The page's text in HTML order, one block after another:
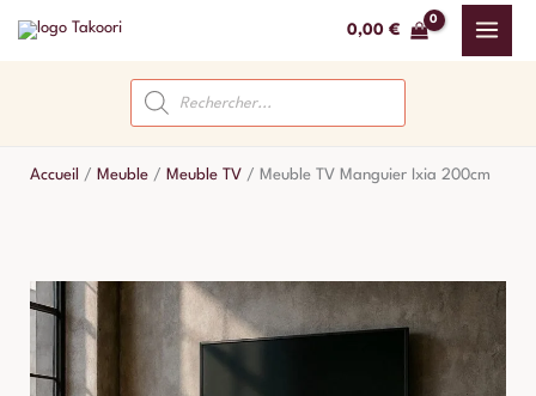
0,00 €
Recherche
de
produits
Accueil / Meuble / Meuble TV / Meuble TV Manguier Ixia 200cm